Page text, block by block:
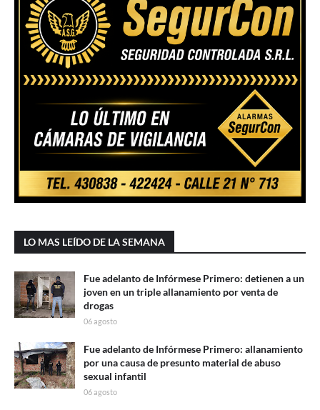
LO MAS LEÍDO DE LA SEMANA
Fue adelanto de Infórmese Primero: detienen a un
joven en un triple allanamiento por venta de
drogas
06 agosto
Fue adelanto de Infórmese Primero: allanamiento
por una causa de presunto material de abuso
sexual infantil
06 agosto